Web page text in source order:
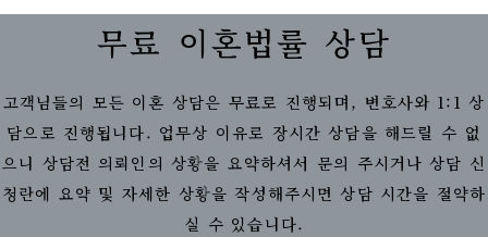
무료 이혼법률 상담
고객님들의 모든 이혼 상담은 무료로 진행되며, 변호사와 1:1 상
담으로 진행됩니다. 업무상 이유로 장시간 상담을 해드릴 수 없
으니 상담전 의뢰인의 상황을 요약하셔서 문의 주시거나 상담 신
청란에 요약 및 자세한 상황을 작성해주시면 상담 시간을 절약하
실 수 있습니다.